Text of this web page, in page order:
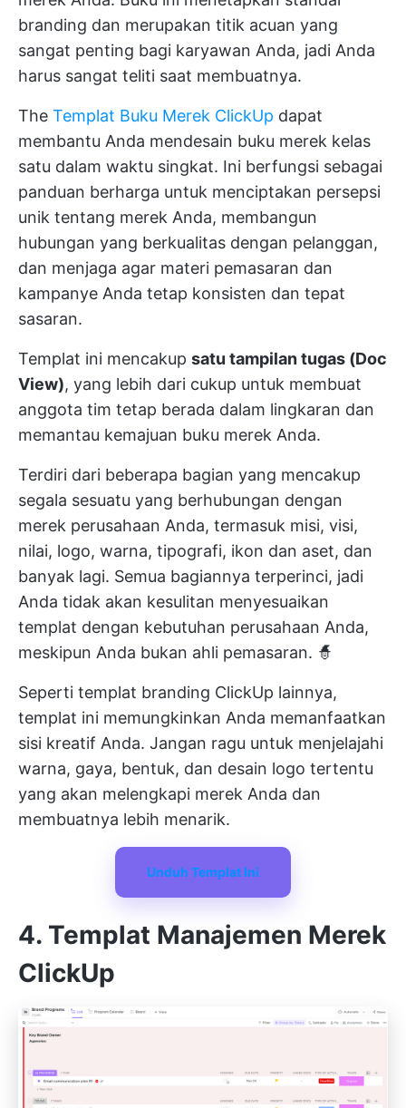
branding dan merupakan titik acuan yang
sangat penting bagi karyawan Anda, jadi Anda
harus sangat teliti saat membuatnya.
The Templat Buku Merek ClickUp dapat
membantu Anda mendesain buku merek kelas
satu dalam waktu singkat. Ini berfungsi sebagai
panduan berharga untuk menciptakan persepsi
unik tentang merek Anda, membangun
hubungan yang berkualitas dengan pelanggan,
dan menjaga agar materi pemasaran dan
kampanye Anda tetap konsisten dan tepat
sasaran.
Templat ini mencakup satu tampilan tugas (Doc
View), yang lebih dari cukup untuk membuat
anggota tim tetap berada dalam lingkaran dan
memantau kemajuan buku merek Anda.
Terdiri dari beberapa bagian yang mencakup
segala sesuatu yang berhubungan dengan
merek perusahaan Anda, termasuk misi, visi,
nilai, logo, warna, tipografi, ikon dan aset, dan
banyak lagi. Semua bagiannya terperinci, jadi
Anda tidak akan kesulitan menyesuaikan
templat dengan kebutuhan perusahaan Anda,
meskipun Anda bukan ahli pemasaran. 🧙
Seperti templat branding ClickUp lainnya,
templat ini memungkinkan Anda memanfaatkan
sisi kreatif Anda. Jangan ragu untuk menjelajahi
warna, gaya, bentuk, dan desain logo tertentu
yang akan melengkapi merek Anda dan
membuatnya lebih menarik.
Unduh Templat Ini
4. Templat Manajemen Merek
ClickUp